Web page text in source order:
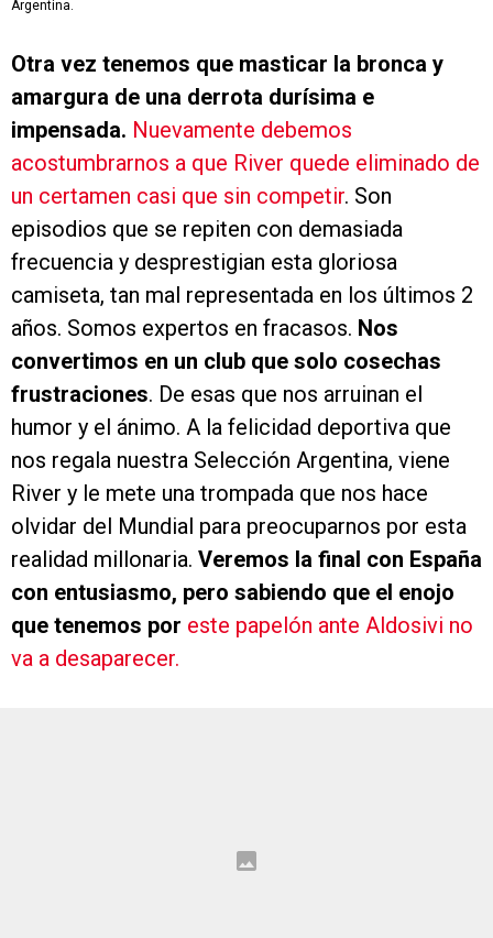
Argentina.
Otra vez tenemos que masticar la bronca y
amargura de una derrota durísima e
impensada. Nuevamente debemos
acostumbrarnos a que River quede eliminado de
un certamen casi que sin competir. Son
episodios que se repiten con demasiada
frecuencia y desprestigian esta gloriosa
camiseta, tan mal representada en los últimos 2
años. Somos expertos en fracasos. Nos
convertimos en un club que solo cosechas
frustraciones. De esas que nos arruinan el
humor y el ánimo. A la felicidad deportiva que
nos regala nuestra Selección Argentina, viene
River y le mete una trompada que nos hace
olvidar del Mundial para preocuparnos por esta
realidad millonaria. Veremos la final con España
con entusiasmo, pero sabiendo que el enojo
que tenemos por este papelón ante Aldosivi no
va a desaparecer.